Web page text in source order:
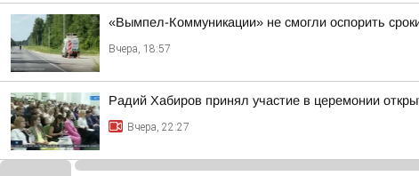
«Вымпел-Коммуникации» не смогли оспорить
Вчера, 18:57
Радий Хабиров принял участие в церемонии
Вчера, 22:27